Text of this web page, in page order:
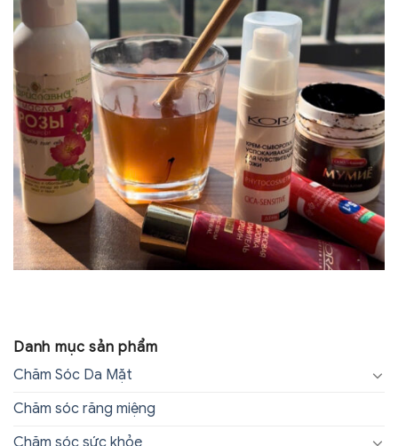
Danh mục sản phẩm
Chăm Sóc Da Mặt
Chăm sóc răng miệng
Chăm sóc sức khỏe